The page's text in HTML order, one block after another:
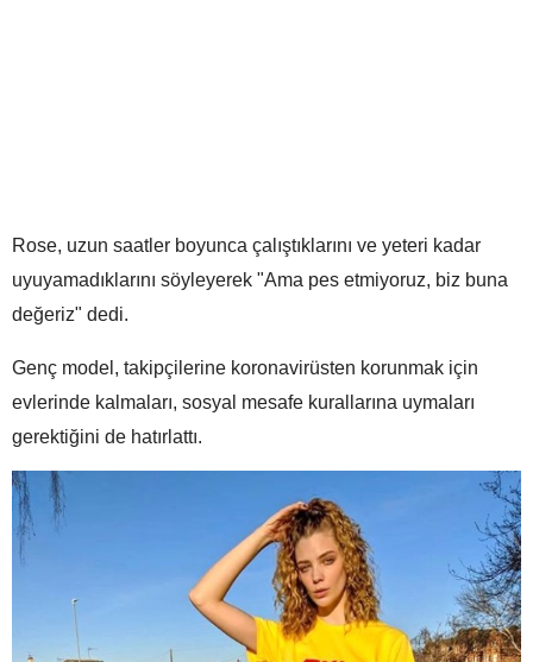
Rose, uzun saatler boyunca çalıştıklarını ve yeteri kadar
uyuyamadıklarını söyleyerek "Ama pes etmiyoruz, biz buna
değeriz" dedi.
Genç model, takipçilerine koronavirüsten korunmak için
evlerinde kalmaları, sosyal mesafe kurallarına uymaları
gerektiğini de hatırlattı.